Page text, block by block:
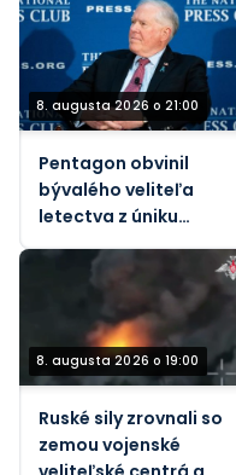
8. augusta 2026 o 21:00
Pentagon obvinil
bývalého veliteľa
letectva z úniku
8. augusta 2026 o 19:00
Ruské sily zrovnali so
zemou vojenské